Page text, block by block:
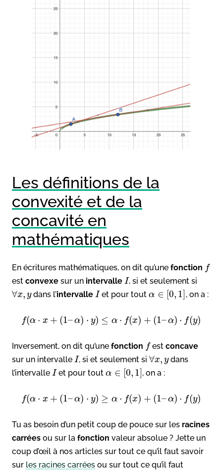
Les définitions de la
convexité et de la
concavité en
mathématiques
En écritures mathématiques, on dit qu’une fonction f
est convexe sur un intervalle I, si et seulement si
∀x, ydans l’intervalle I et pour toutα ∈ [0, 1 , on a :
f(α ⋅ x + (1–α) ⋅ y) ≤ α ⋅ f(x) + (1–α) ⋅ f(y)
Inversement, on dit qu’une fonction festconcave
sur un intervalle I, si et seulement si∀x, ydans
l’intervalle I et pour toutα ∈ 0, 1 , on a :
f(α ⋅ x + (1–α) ⋅ y) ≥ α ⋅ f(x) + (1–α) ⋅ f(y)
Tu as besoin d’un petit coup de pouce sur les racines
carrées ou sur la fonction valeur absolue ? Jette un
coup d’œil à nos articles sur tout ce qu’il faut savoir
sur les racines carrées ou sur tout ce qu’il faut